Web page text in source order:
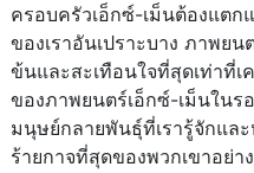
ครอบครัวเอ็กซ์-เม็นต้องแตก
ของเราอันเปราะบาง ภาพย
ข้นและสะเทือนใจที่สุดเท่าที่เ
ของภาพยนตร์เอ็กซ์-เม็นในร
มนุษย์กลายพันธุ์ที่เรารู้จักแล
ร้ายกาจที่สุดของพวกเขาอย่า